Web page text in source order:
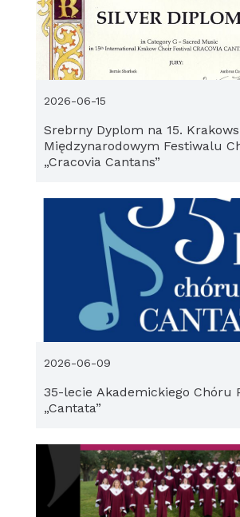
Srebrny Dyplom na 15.
Międzynarodowym Festiwalu
„Cracovia Cantans”
2026-06-15
35-lecie Akademickiego Chóru
„Cantata”
2026-06-09